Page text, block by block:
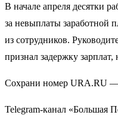
В начале апреля десятки
за невыплаты заработной
из сотрудников.
признал задержку зарплат,
Сохрани номер URA.RU
Telegram-канал «Большая